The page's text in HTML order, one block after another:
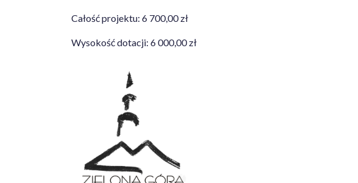
Całość projektu: 6 700,00 zł
Wysokość dotacji: 6 000,00 zł